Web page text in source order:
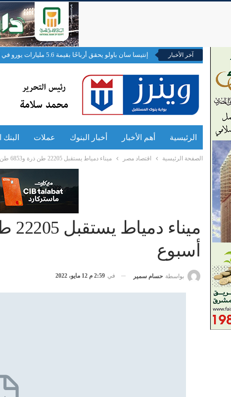
آخر الأخبار إنتيسا سان باولو يحقق أرباحًا بقيمة 5.6 مليارات يورو في النصف الأول من 2026
الرئيسية أهم الأخبار أخبار البنوك عملات
الصفحة الرئيسية اقتصاد مصر ميناء دمياط يستقبل 22205 طن ذرة و6853 طن فول خلال أسبوع
أسبوع
بواسطة حسام سمير في 2:59 م 12 مايو، 2022